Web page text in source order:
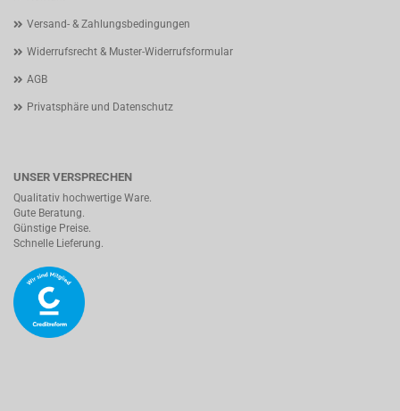
Versand- & Zahlungsbedingungen
Widerrufsrecht & Muster-Widerrufsformular
AGB
Privatsphäre und Datenschutz
UNSER VERSPRECHEN
Qualitativ hochwertige Ware.
Gute Beratung.
Günstige Preise.
Schnelle Lieferung.